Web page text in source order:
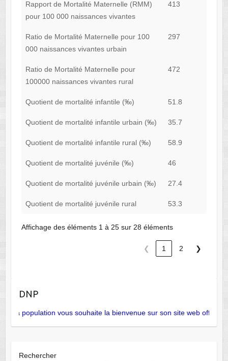
Rapport de Mortalité Maternelle (RMM)
pour 100 000 naissances vivantes
413
Ratio de Mortalité Maternelle pour 100
000 naissances vivantes urbain
297
Ratio de Mortalité Maternelle pour
100000 naissances vivantes rural
472
Quotient de mortalité infantile (‰) 51.8
Quotient de mortalité infantile urbain (‰) 35.7
Quotient de mortalité infantile rural (‰) 58.9
Quotient de mortalité juvénile (‰) 46
Quotient de mortalité juvénile urbain (‰) 27.4
Quotient de mortalité juvénile rural 53.3
Affichage des éléments 1 à 25 sur 28 éléments
❮ 1 2 ❯
DNP
la population vous souhaite la bienvenue sur son site web officiel
Rechercher